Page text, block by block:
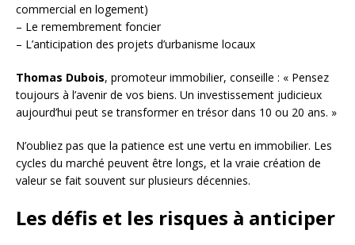
commercial en logement)
– Le remembrement foncier
– L’anticipation des projets d’urbanisme locaux
Thomas Dubois, promoteur immobilier, conseille : « Pensez
toujours à l’avenir de vos biens. Un investissement judicieux
aujourd’hui peut se transformer en trésor dans 10 ou 20 ans. »
N’oubliez pas que la patience est une vertu en immobilier. Les
cycles du marché peuvent être longs, et la vraie création de
valeur se fait souvent sur plusieurs décennies.
Les défis et les risques à anticiper